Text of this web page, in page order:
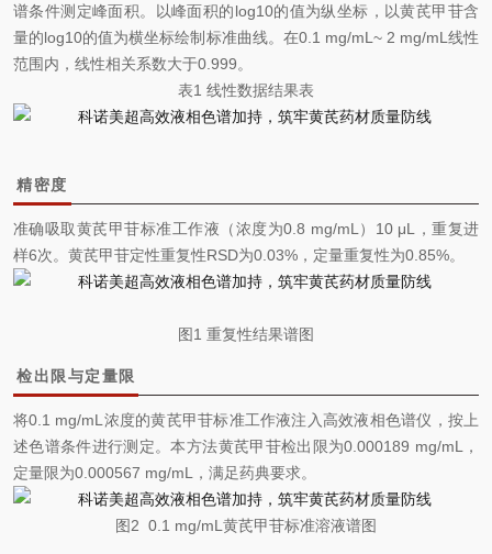
谱条件测定峰面积。以峰面积的log10的值为纵坐标，以黄芪甲苷含
量的log10的值为横坐标绘制标准曲线。在0.1 mg/mL~ 2 mg/mL线性
范围内，线性相关系数大于0.999。
表1 线性数据结果表
精密度
准确吸取黄芪甲苷标准工作液（浓度为0.8 mg/mL）10 μL，重复进
样6次。黄芪甲苷定性重复性RSD为0.03%，定量重复性为0.85%。
图1 重复性结果谱图
检出限与定量限
将0.1 mg/mL浓度的黄芪甲苷标准工作液注入高效液相色谱仪，按上
述色谱条件进行测定。本方法黄芪甲苷检出限为0.000189 mg/mL，
定量限为0.000567 mg/mL，满足药典要求。
图2 0.1 mg/mL黄芪甲苷标准溶液谱图